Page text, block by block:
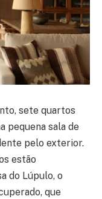
sete quartos
pequena sala de
pelo exterior.
estão
do Lúpulo, o
que